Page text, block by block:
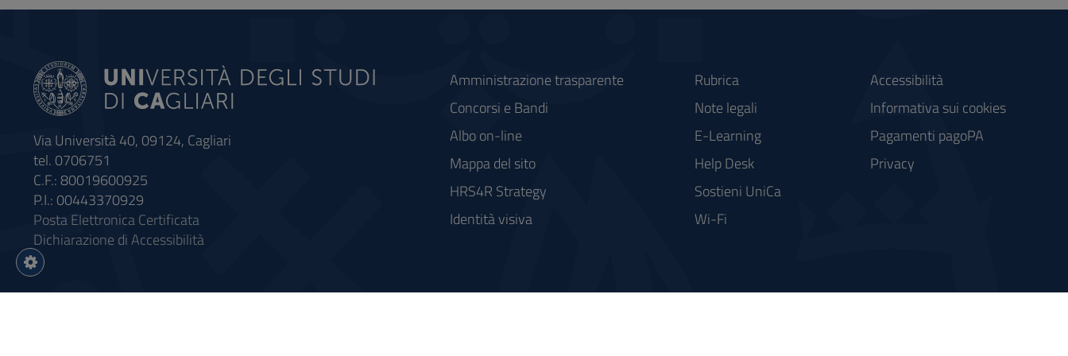
Via Università 40, 09124, Cagliari
tel. 0706751
C.F.: 80019600925
P.I.: 00443370929
Posta Elettronica Certificata
Dichiarazione di Accessibilità
Amministrazione trasparente
Concorsi e Bandi
Albo on-line
Mappa del sito
HRS4R Strategy
Identità visiva
Rubrica
Note legali
E-Learning
Help Desk
Sostieni UniCa
Wi-Fi
Accessibilità
Informativa sui cookies
Pagamenti pagoPA
Privacy
Impostazioni
cookie